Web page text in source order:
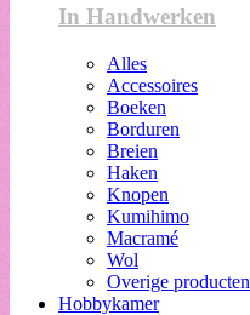
In Handwerken
Alles
Accessoires
Boeken
Borduren
Breien
Haken
Knopen
Kumihimo
Macramé
Wol
Overige producten
Hobbykamer